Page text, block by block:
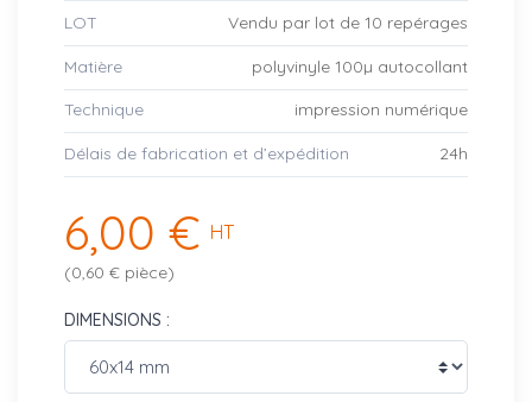
LOT Vendu par lot de 10 repérages
Matière polyvinyle 100µ autocollant
Technique impression numérique
Délais de fabrication et d’expédition 24h
6,00 € HT
(0,60 € pièce)
DIMENSIONS :